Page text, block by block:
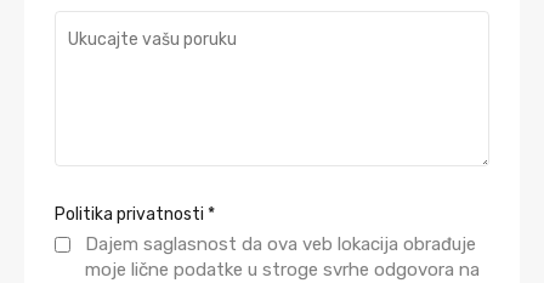
Politika privatnosti *
Dajem saglasnost da ova veb lokacija obrađuje
moje lične podatke u stroge svrhe odgovora na